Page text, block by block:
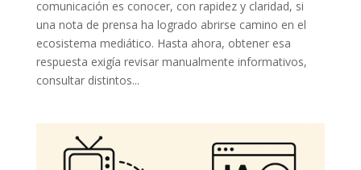
comunicación es conocer, con rapidez y claridad, si
una nota de prensa ha logrado abrirse camino en el
ecosistema mediático. Hasta ahora, obtener esa
respuesta exigía revisar manualmente informativos,
consultar distintos...